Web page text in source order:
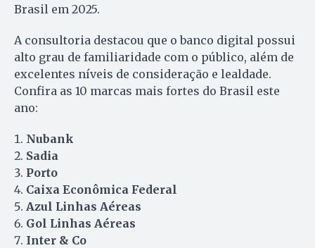
Brasil em 2025.
A consultoria destacou que o banco digital possui
alto grau de familiaridade com o público, além de
excelentes níveis de consideração e lealdade.
Confira as 10 marcas mais fortes do Brasil este
ano:
Nubank
Sadia
Porto
Caixa Econômica Federal
Azul Linhas Aéreas
Gol Linhas Aéreas
Inter & Co